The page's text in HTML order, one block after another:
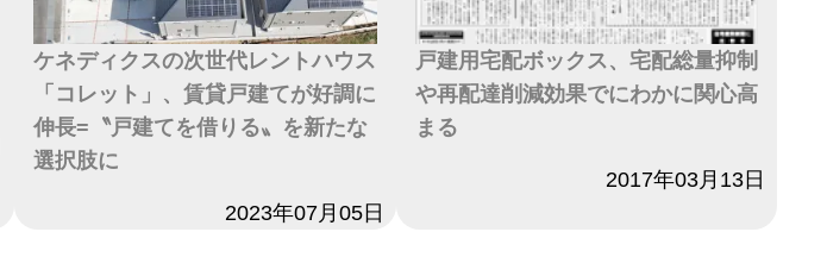
ケネディクスの次世代レントハウス
「コレット」、賃貸戸建てが好調に
伸長=〝戸建てを借りる〟を新たな
選択肢に
2023年07月05日
戸建用宅配ボックス、宅配総量抑制
や再配達削減効果でにわかに関心高
まる
2017年03月13日